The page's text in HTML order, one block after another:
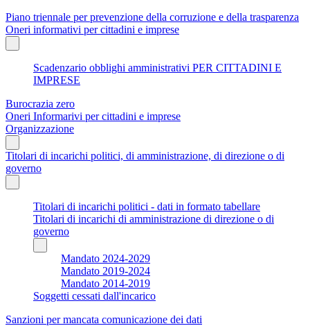
Piano triennale per prevenzione della corruzione e della trasparenza
Oneri informativi per cittadini e imprese
Scadenzario obblighi amministrativi PER CITTADINI E
IMPRESE
Burocrazia zero
Oneri Informarivi per cittadini e imprese
Organizzazione
Titolari di incarichi politici, di amministrazione, di direzione o di
governo
Titolari di incarichi politici - dati in formato tabellare
Titolari di incarichi di amministrazione di direzione o di
governo
Mandato 2024-2029
Mandato 2019-2024
Mandato 2014-2019
Soggetti cessati dall'incarico
Sanzioni per mancata comunicazione dei dati